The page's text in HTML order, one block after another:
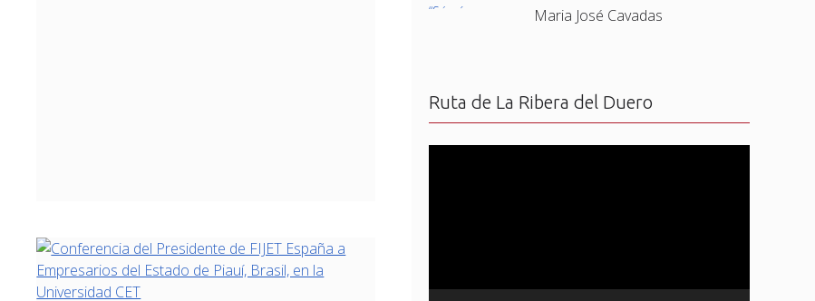
Maria José Cavadas
Ruta de La Ribera del Duero